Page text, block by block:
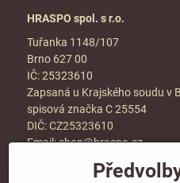
HRASPO spol. s r.o.
Tuřanka 1148/107
Brno 627 00
IČ: 25323610
Zapsaná u Krajského soudu v
spisová značka C 25554
DIČ: CZ25323610
Email:shop@hraspo.cz
Obchodní podmínky